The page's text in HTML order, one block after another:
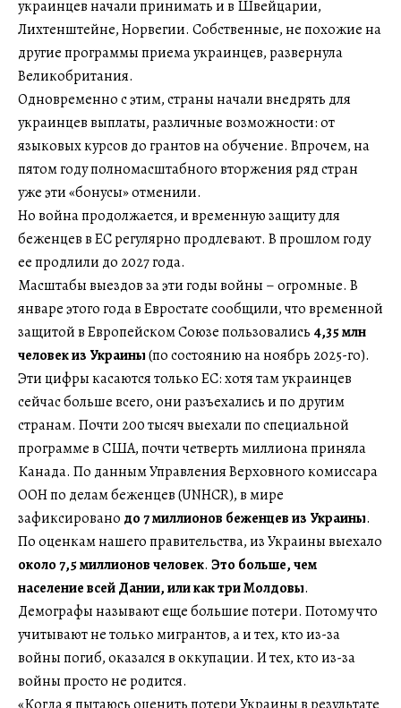
украинцев начали принимать и в Швейцарии,
Лихтенштейне, Норвегии. Собственные, не похожие на
другие программы приема украинцев, развернула
Великобритания.
Одновременно с этим, страны начали внедрять для
украинцев выплаты, различные возможности: от
языковых курсов до грантов на обучение. Впрочем, на
пятом году полномасштабного вторжения ряд стран
уже эти «бонусы» отменили.
Но война продолжается, и временную защиту для
беженцев в ЕС регулярно продлевают. В прошлом году
ее продлили до 2027 года.
Масштабы выездов за эти годы войны – огромные. В
январе этого года в Евростате сообщили, что временной
защитой в Европейском Союзе пользовались 4,35 млн
человек из Украины(по состоянию на ноябрь 2025-го).
Эти цифры касаются только ЕС: хотя там украинцев
сейчас больше всего, они разъехались и по другим
странам. Почти 200 тысяч выехали по специальной
программе в США, почти четверть миллиона приняла
Канада. По данным Управления Верховного комиссара
ООН по делам беженцев (UNHCR), в мире
зафиксировано до 7 миллионов беженцев из Украины.
По оценкам нашего правительства, из Украины выехало
около 7,5 миллионов человек. Это больше, чем
население всей Дании, или как три Молдовы.
Демографы называют еще большие потери. Потому что
учитывают не только мигрантов, а и тех, кто из-за
войны погиб, оказался в оккупации. И тех, кто из-за
войны просто не родится.